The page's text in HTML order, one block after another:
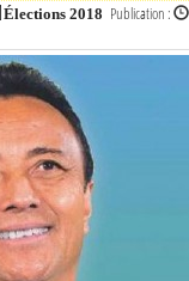
Élections 2018 Publication :